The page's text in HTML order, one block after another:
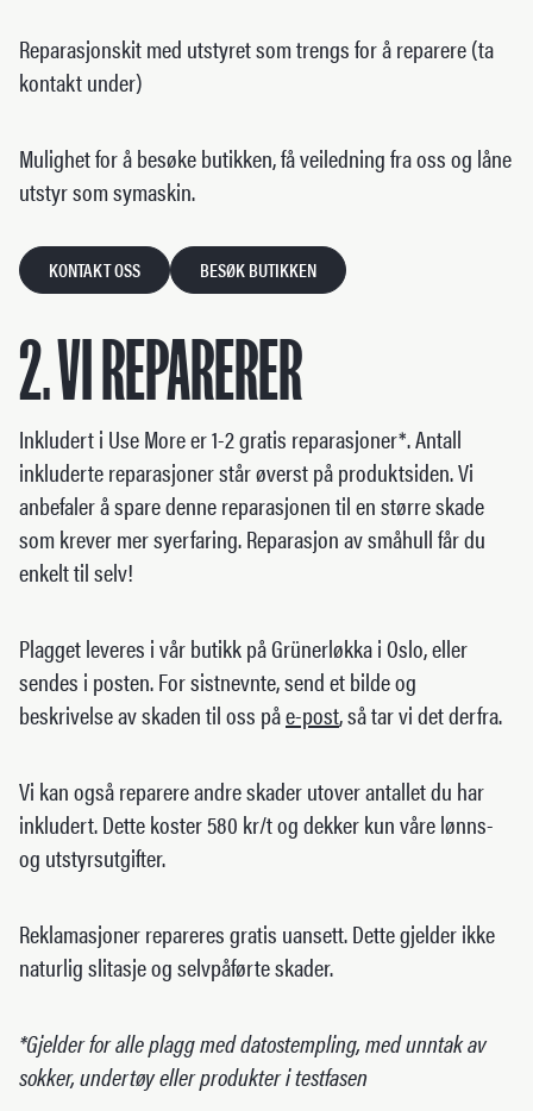
Reparasjonskit med utstyret som trengs for å reparere (ta
kontakt under)
Mulighet for å besøke butikken, få veiledning fra oss og låne
utstyr som symaskin.
KONTAKT OSS BESØK BUTIKKEN
2. VI REPARERER
Inkludert i Use More er 1-2 gratis reparasjoner*. Antall
inkluderte reparasjoner står øverst på produktsiden. Vi
anbefaler å spare denne reparasjonen til en større skade
som krever mer syerfaring. Reparasjon av småhull får du
enkelt til selv!
Plagget leveres i vår butikk på Grünerløkka i Oslo, eller
sendes i posten. For sistnevnte, send et bilde og
beskrivelse av skaden til oss påe-post, så tar vi det derfra.
Vi kan også reparere andre skader utover antallet du har
inkludert. Dette koster 580 kr/t og dekker kun våre lønns-
og utstyrsutgifter.
Reklamasjoner repareres gratis uansett. Dette gjelder ikke
naturlig slitasje og selvpåførte skader.
*Gjelder for alle plagg med datostempling, med unntak av
sokker, undertøy eller produkter i testfasen